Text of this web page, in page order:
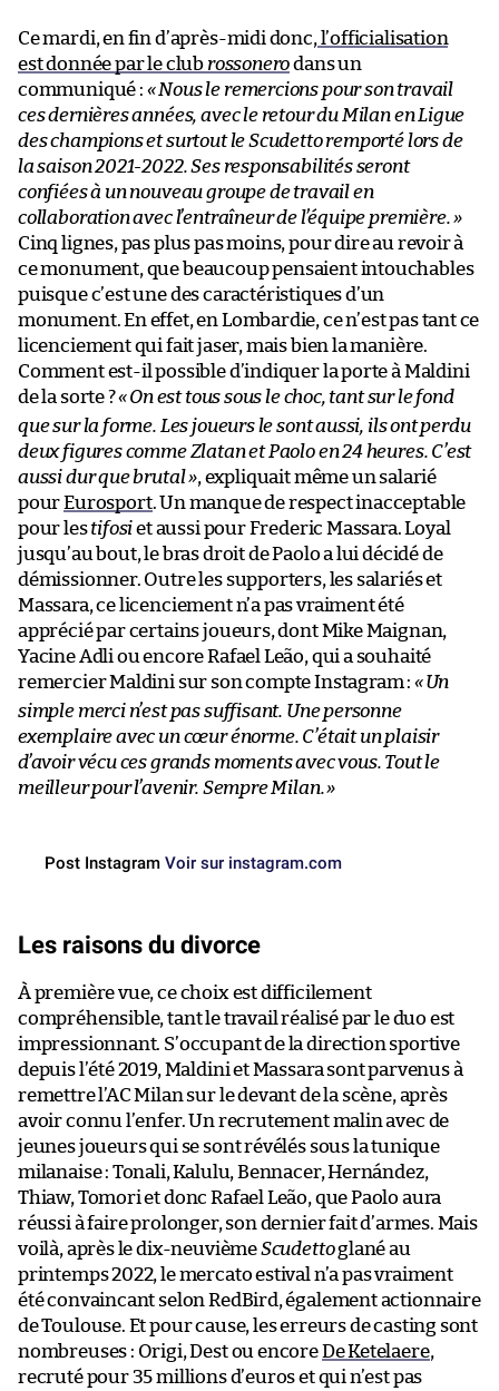
Ce mardi, en fin d’après-midi donc,l’officialisation
est donnée par le club rossonerodans un
communiqué : « Nous le remercions pour son travail
ces dernières années, avec le retour du Milan en Ligue
des champions et surtout le Scudetto remporté lors de
la saison 2021-2022. Ses responsabilités seront
confiées à un nouveau groupe de travail en
collaboration avec l’entraîneur de l’équipe première. »
Cinq lignes, pas plus pas moins, pour dire au revoir à
ce monument, que beaucoup pensaient intouchables
puisque c’est une des caractéristiques d’un
monument. En effet, en Lombardie, ce n’est pas tant ce
licenciement qui fait jaser, mais bien la manière.
Comment est-il possible d’indiquer la porte à Maldini
de la sorte ?«On est tous sous le choc, tant sur le fond
que sur la forme. Les joueurs le sont aussi, ils ont perdu
deux figures comme Zlatan et Paolo en 24 heures. C’est
aussi dur que brutal », expliquait même un salarié
pourEurosport. Un manque de respect inacceptable
pour lestifosi et aussi pour Frederic Massara. Loyal
jusqu’au bout, le bras droit de Paolo a lui décidé de
démissionner. Outre les supporters, les salariés et
Massara, ce licenciement n’a pas vraiment été
apprécié par certains joueurs, dont Mike Maignan,
Yacine Adli ou encore Rafael Leão, qui a souhaité
remercier Maldini sur son compte Instagram : «Un
simple merci n’est pas suffisant. Une personne
exemplaire avec un cœur énorme. C’était un plaisir
d’avoir vécu ces grands moments avec vous. Tout le
meilleur pour l’avenir. Sempre Milan.»
Post Instagram Voir sur instagram.com
Les raisons du divorce
À première vue, ce choix est difficilement
compréhensible, tant le travail réalisé par le duo est
impressionnant. S’occupant de la direction sportive
depuis l’été 2019, Maldini et Massara sont parvenus à
remettre l’AC Milan sur le devant de la scène, après
avoir connu l’enfer. Un recrutement malin avec de
jeunes joueurs qui se sont révélés sous la tunique
milanaise : Tonali, Kalulu, Bennacer, Hernández,
Thiaw, Tomori et donc Rafael Leão, que Paolo aura
réussi à faire prolonger, son dernier fait d’armes. Mais
voilà, après le dix-neuvièmeScudettoglané au
printemps 2022, le mercato estival n’a pas vraiment
été convaincant selon RedBird, également actionnaire
de Toulouse. Et pour cause, les erreurs de casting sont
nombreuses : Origi, Dest ou encoreDe Ketelaere,
recruté pour 35 millions d’euros et qui n’est pas